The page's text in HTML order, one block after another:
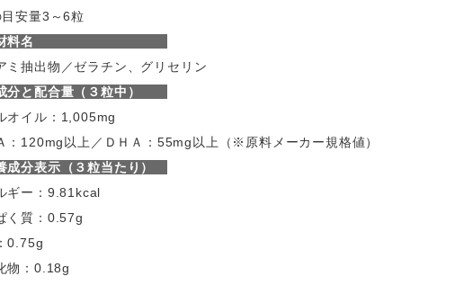
安量3～6粒
材料名
ミ抽出物／ゼラチン、グリセリン
分と配合量（３粒中）
オイル：1,005mg
：120mg以上／ＤＨＡ：55mg以上（※原料メーカー規格値）
成分表示（３粒当たり）
ギー：9.81kcal
く質：0.57g
0.75g
物：0.18g